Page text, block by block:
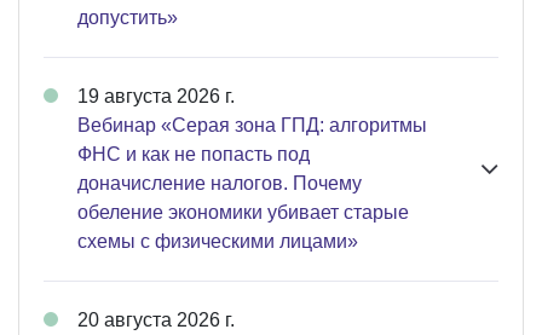
допустить»
19 августа 2026 г.
Вебинар «Серая зона ГПД: алгоритмы
ФНС и как не попасть под
доначисление налогов. Почему
обеление экономики убивает старые
схемы с физическими лицами»
20 августа 2026 г.